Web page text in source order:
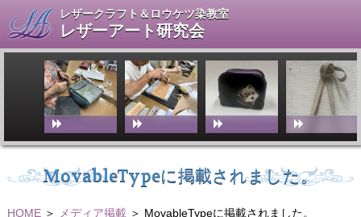
レザークラフト＆ロウケツ染教室
レザーアート研究会
MovableTypeに掲載されました。
HOME＞ メディア掲載 ＞ MovableTypeに掲載されました。